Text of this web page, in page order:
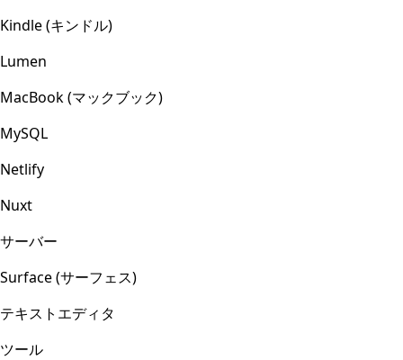
Kindle (キンドル)
Lumen
MacBook (マックブック)
MySQL
Netlify
Nuxt
サーバー
Surface (サーフェス)
テキストエディタ
ツール